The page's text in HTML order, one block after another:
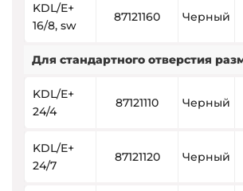
KDL/E+
16/8, sw
87121160 Черный
Для стандартного отверстия
KDL/E+
24/4
87121110 Черный
KDL/E+
24/7
87121120 Черный